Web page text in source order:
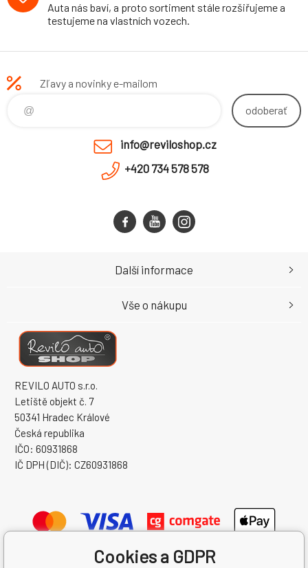
Auta nás baví, a proto sortiment stále rozšiřujeme a
testujeme na vlastních vozech.
Zľavy a novinky e-mailom
odoberať
info@reviloshop.cz
+420 734 578 578
REVILO AUTO s.r.o.
Letiště objekt č. 7
50341 Hradec Králové
Česká republika
IČO: 60931868
IČ DPH (DIČ): CZ60931868
Další informace
Vše o nákupu
Cookies a GDPR